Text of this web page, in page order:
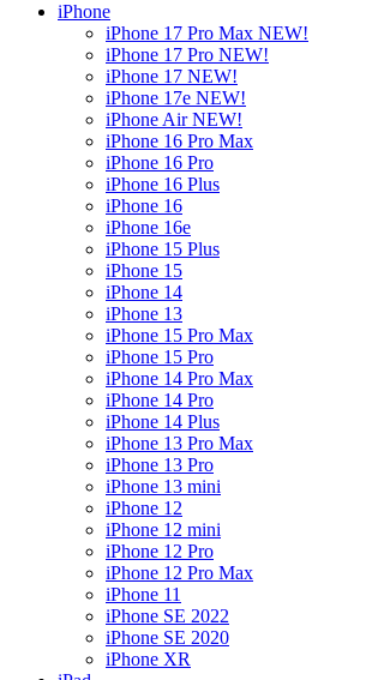
iPhone
iPhone 17 Pro Max NEW!
iPhone 17 Pro NEW!
iPhone 17 NEW!
iPhone 17e NEW!
iPhone Air NEW!
iPhone 16 Pro Max
iPhone 16 Pro
iPhone 16 Plus
iPhone 16
iPhone 16e
iPhone 15 Plus
iPhone 15
iPhone 14
iPhone 13
iPhone 15 Pro Max
iPhone 15 Pro
iPhone 14 Pro Max
iPhone 14 Pro
iPhone 14 Plus
iPhone 13 Pro Max
iPhone 13 Pro
iPhone 13 mini
iPhone 12
iPhone 12 mini
iPhone 12 Pro
iPhone 12 Pro Max
iPhone 11
iPhone SE 2022
iPhone SE 2020
iPhone XR